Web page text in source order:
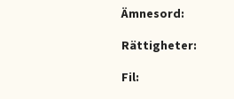
Ämnesord:
Rättigheter:
Fil: